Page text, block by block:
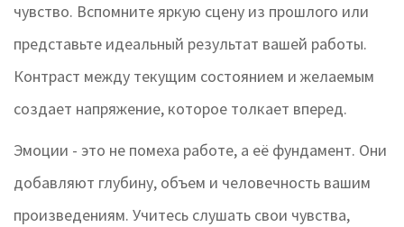
чувство. Вспомните яркую сцену из прошлого или
представьте идеальный результат вашей работы.
Контраст между текущим состоянием и желаемым
создает напряжение, которое толкает вперед.
Эмоции - это не помеха работе, а её фундамент. Они
добавляют глубину, объем и человечность вашим
произведениям. Учитесь слушать свои чувства,